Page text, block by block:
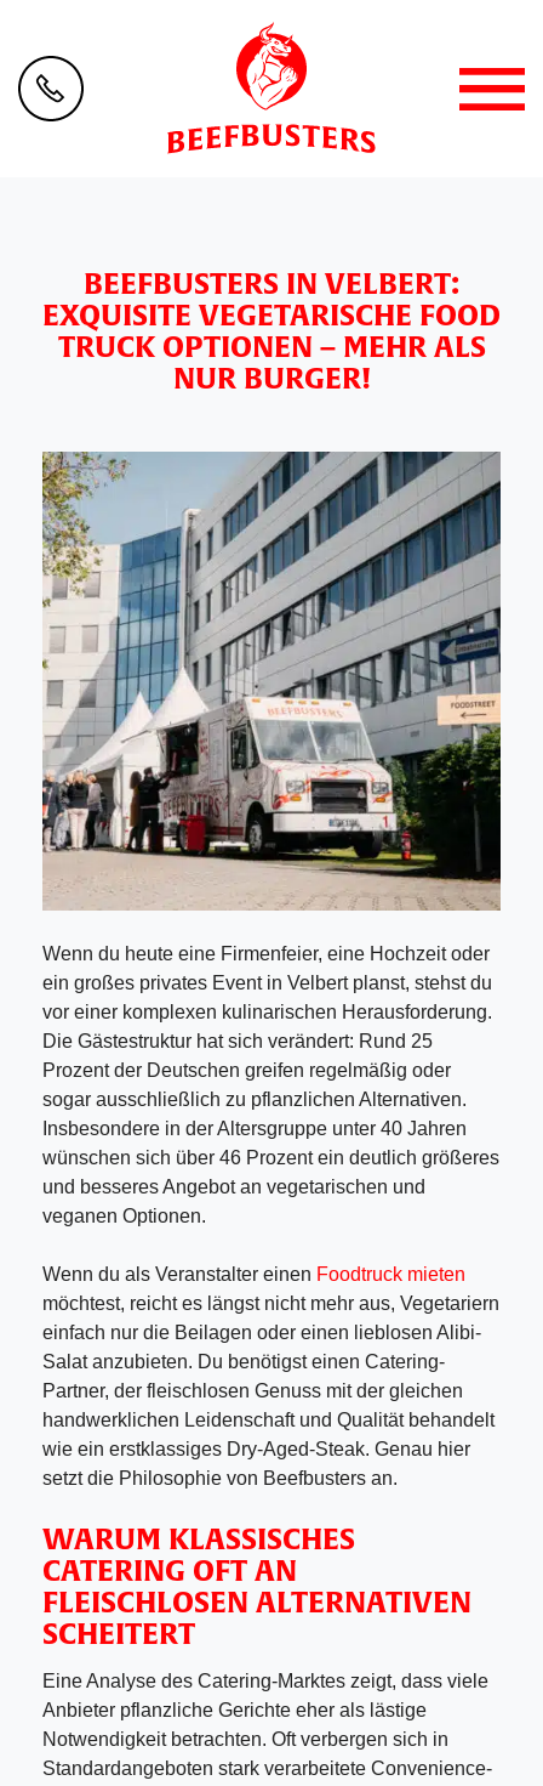
BEEFBUSTERS IN VELBERT:
EXQUISITE VEGETARISCHE FOOD
TRUCK OPTIONEN – MEHR ALS
NUR BURGER!
Wenn du heute eine Firmenfeier, eine Hochzeit oder
ein großes privates Event in Velbert planst, stehst du
vor einer komplexen kulinarischen Herausforderung.
Die Gästestruktur hat sich verändert: Rund 25
Prozent der Deutschen greifen regelmäßig oder
sogar ausschließlich zu pflanzlichen Alternativen.
Insbesondere in der Altersgruppe unter 40 Jahren
wünschen sich über 46 Prozent ein deutlich größeres
und besseres Angebot an vegetarischen und
veganen Optionen.
Wenn du als Veranstalter einen Foodtruck mieten
möchtest, reicht es längst nicht mehr aus, Vegetariern
einfach nur die Beilagen oder einen lieblosen Alibi-
Salat anzubieten. Du benötigst einen Catering-
Partner, der fleischlosen Genuss mit der gleichen
handwerklichen Leidenschaft und Qualität behandelt
wie ein erstklassiges Dry-Aged-Steak. Genau hier
setzt die Philosophie von Beefbusters an.
WARUM KLASSISCHES
CATERING OFT AN
FLEISCHLOSEN ALTERNATIVEN
SCHEITERT
Eine Analyse des Catering-Marktes zeigt, dass viele
Anbieter pflanzliche Gerichte eher als lästige
Notwendigkeit betrachten. Oft verbergen sich in
Standardangeboten stark verarbeitete Convenience-